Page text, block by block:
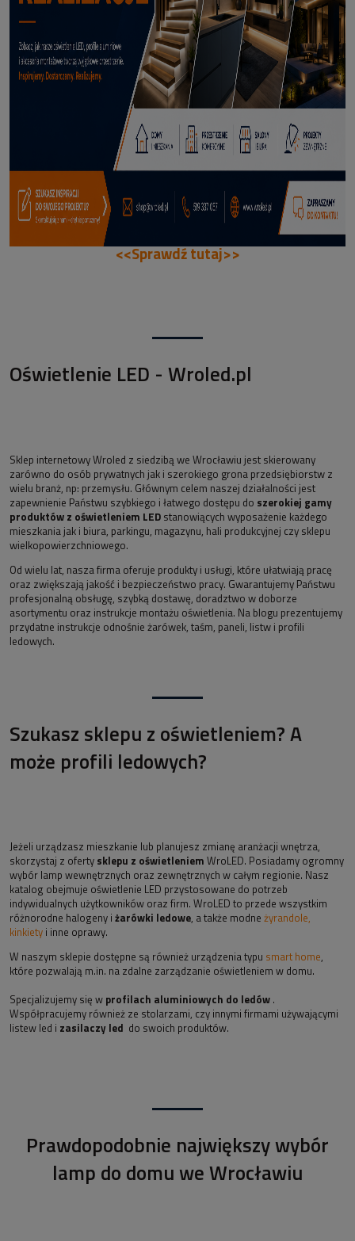
70,50 zł
DODAJ DO KOSZYKA
<<Sprawdź tutaj>>
Oświetlenie LED - Wroled.pl
Sklep internetowy Wroled z siedzibą we Wrocławiu jest skierowany
zarówno do osób prywatnych jak i szerokiego grona przedsiębiorstw z
wielu branż, np: przemysłu. Głównym celem naszej działalności jest
zapewnienie Państwu szybkiego i łatwego dostępu do szerokiej gamy
produktów z oświetleniem LED stanowiących wyposażenie każdego
mieszkania jak i biura, parkingu, magazynu, hali produkcyjnej czy sklepu
wielkopowierzchniowego.
Od wielu lat, nasza firma oferuje produkty i usługi, które ułatwiają pracę
oraz zwiększają jakość i bezpieczeństwo pracy. Gwarantujemy Państwu
profesjonalną obsługę, szybką dostawę, doradztwo w doborze
asortymentu oraz instrukcje montażu oświetlenia. Na blogu prezentujemy
przydatne instrukcje odnośnie żarówek, taśm, paneli, listw i profili
ledowych.
Szukasz sklepu z oświetleniem? A
może profili ledowych?
Jeżeli urządzasz mieszkanie lub planujesz zmianę aranżacji wnętrza,
skorzystaj z oferty sklepu z oświetleniem WroLED. Posiadamy ogromny
wybór lamp wewnętrznych oraz zewnętrznych w całym regionie. Nasz
katalog obejmuje oświetlenie LED przystosowane do potrzeb
indywidualnych użytkowników oraz firm. WroLED to przede wszystkim
różnorodne halogeny i żarówki ledowe, a także modne żyrandole,
kinkiety i inne oprawy.
W naszym sklepie dostępne są również urządzenia typu smart home,
które pozwalają m.in. na zdalne zarządzanie oświetleniem w domu.
Specjalizujemy się w profilach aluminiowych do ledów .
Współpracujemy również ze stolarzami, czy innymi firmami używającymi
listew led i zasilaczy led do swoich produktów.
Prawdopodobnie największy wybór
lamp do domu we Wrocławiu